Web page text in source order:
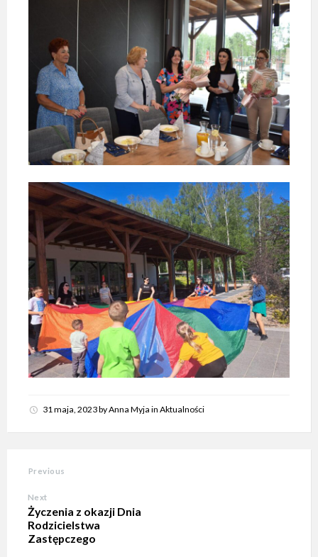
31 maja, 2023byAnna Myja in Aktualności
Previous
Next
Życzenia z okazji Dnia
Rodzicielstwa
Zastępczego